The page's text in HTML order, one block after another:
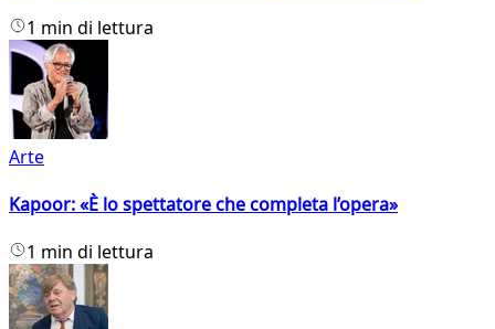
1 min di lettura
Arte
Kapoor: «È lo spettatore che completa l’opera»
1 min di lettura